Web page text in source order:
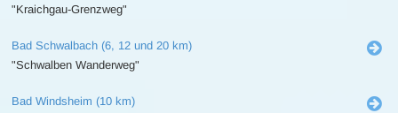
"Kraichgau-Grenzweg"
Bad Schwalbach (6, 12 und 20 km)
"Schwalben Wanderweg"
Bad Windsheim (10 km)